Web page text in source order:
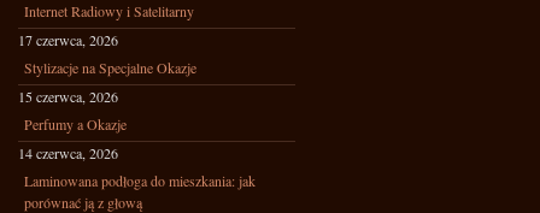
Internet Radiowy i Satelitarny
17 czerwca, 2026
Stylizacje na Specjalne Okazje
15 czerwca, 2026
Perfumy a Okazje
14 czerwca, 2026
Laminowana podłoga do mieszkania: jak
porównać ją z głową